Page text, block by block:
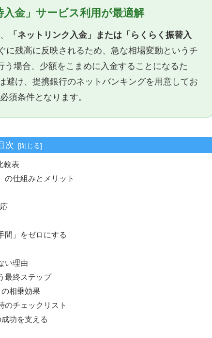
金」サービス利用が最適解
「ネットリンク入金」または「らくらく振替入
に残高に反映されるため、急な相場変動というチ
場合、少額をこまめに入金することになるた
避け、提携銀行のネットバンキングを用意してお
須条件となります。
次
較表
の仕組みとメリット
間」をゼロにする
い理由
最終ステップ
相乗効果
のチェックリスト
功を支える